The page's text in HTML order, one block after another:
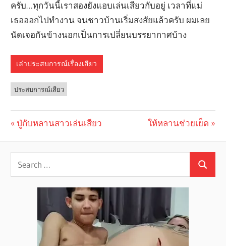
ครับ…ทุกวันนี้เราสองยังแอบเล่นเสียวกับอยู่ เวลาที่แม่
เธอออกไปทำงาน จนชาวบ้านเริ่มสงสัยแล้วครับ ผมเลย
นัดเจอกันข้างนอกเป็นการเปลี่ยนบรรยากาศบ้าง
เล่าประสบการณ์เรื่องเสียว
ประสบการณ์เสียว
navigation
Previous
ปู่กับหลานสาวเล่นเสียว
Next
ให้หลานช่วยเย็ด